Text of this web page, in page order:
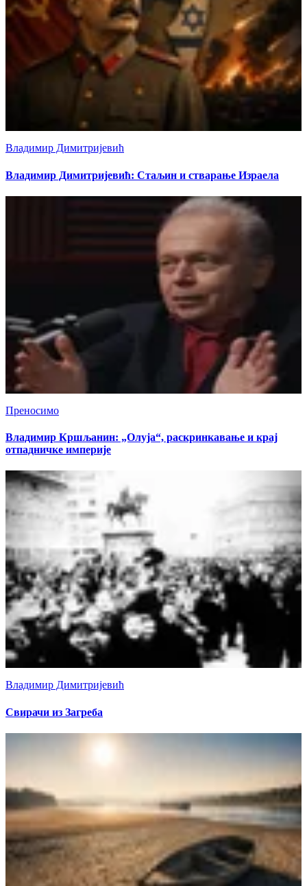
Владимир Димитријевић
Владимир Димитријевић: Стаљин и стварање Израела
Преносимо
Владимир Кршљанин: „Олуја“, раскринкавање и крај
отпадничке империје
Владимир Димитријевић
Свирачи из Загреба